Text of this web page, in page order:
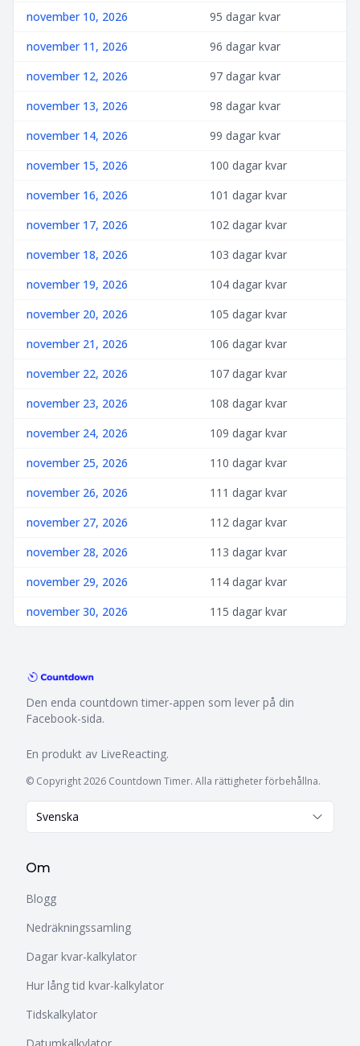
november 10, 2026
95 dagar kvar
november 11, 2026
96 dagar kvar
november 12, 2026
97 dagar kvar
november 13, 2026
98 dagar kvar
november 14, 2026
99 dagar kvar
november 15, 2026
100 dagar kvar
november 16, 2026
101 dagar kvar
november 17, 2026
102 dagar kvar
november 18, 2026
103 dagar kvar
november 19, 2026
104 dagar kvar
november 20, 2026
105 dagar kvar
november 21, 2026
106 dagar kvar
november 22, 2026
107 dagar kvar
november 23, 2026
108 dagar kvar
november 24, 2026
109 dagar kvar
november 25, 2026
110 dagar kvar
november 26, 2026
111 dagar kvar
november 27, 2026
112 dagar kvar
november 28, 2026
113 dagar kvar
november 29, 2026
114 dagar kvar
november 30, 2026
115 dagar kvar
Den enda countdown timer-appen som lever på din
Facebook-sida.
En produkt av LiveReacting.
© Copyright 2026 Countdown Timer. Alla rättigheter förbehållna.
Svenska
Om
Blogg
Nedräkningssamling
Dagar kvar-kalkylator
Hur lång tid kvar-kalkylator
Tidskalkylator